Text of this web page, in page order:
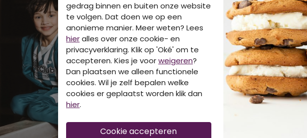
gedrag binnen en buiten onze website
te volgen. Dat doen we op een
anonieme manier. Meer weten? Lees
hieralles over onze cookie- en
privacyverklaring. Klik op 'Oké' om te
accepteren. Kies je voorweigeren?
Dan plaatsen we alleen functionele
cookies. Wil je zelf bepalen welke
cookies er geplaatst worden klik dan
hier.